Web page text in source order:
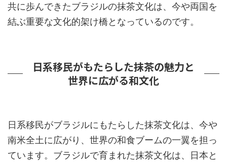
共に歩んできたブラジルの抹茶文化は、今や両国を
結ぶ重要な文化的架け橋となっているのです。
日系移民がもたらした抹茶の魅力と
世界に広がる和文化
日系移民がブラジルにもたらした抹茶文化は、今や
南米全土に広がり、世界の和食ブームの一翼を担っ
ています。ブラジルで育まれた抹茶文化は、日本と